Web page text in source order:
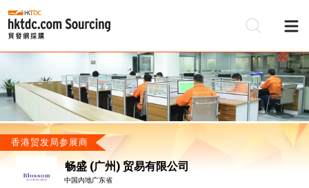
香港贸发局参展商
畅盛 (广州) 贸易有限公司
中国内地广东省